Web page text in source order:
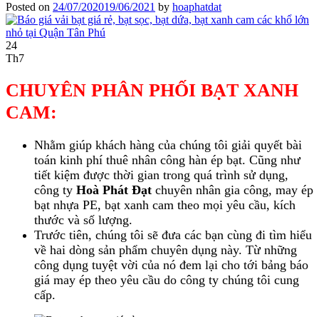
Posted on 24/07/202019/06/2021 by hoaphatdat
24
Th7
CHUYÊN PHÂN PHỐI BẠT XANH
CAM:
Nhằm giúp khách hàng của chúng tôi giải quyết bài
toán kinh phí thuê nhân công hàn ép bạt. Cũng như
tiết kiệm được thời gian trong quá trình sử dụng,
công ty Hoà Phát Đạt chuyên nhân gia công, may ép
bạt nhựa PE, bạt xanh cam theo mọi yêu cầu, kích
thước và số lượng.
Trước tiên, chúng tôi sẽ đưa các bạn cùng đi tìm hiểu
về hai dòng sản phẩm chuyên dụng này. Từ những
công dụng tuyệt vời của nó đem lại cho tới bảng báo
giá may ép theo yêu cầu do công ty chúng tôi cung
cấp.